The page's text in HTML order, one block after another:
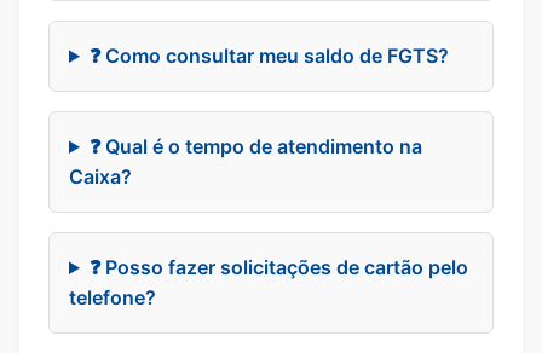
❓ Como consultar meu saldo de FGTS?
❓ Qual é o tempo de atendimento na
Caixa?
❓ Posso fazer solicitações de cartão pelo
telefone?